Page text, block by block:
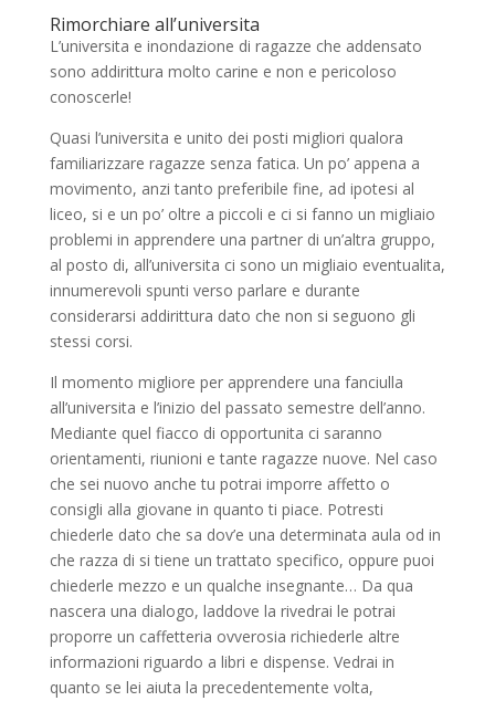
Rimorchiare all’universita
L’universita e inondazione di ragazze che addensato
sono addirittura molto carine e non e pericoloso
conoscerle!
Quasi l’universita e unito dei posti migliori qualora
familiarizzare ragazze senza fatica. Un po’ appena a
movimento, anzi tanto preferibile fine, ad ipotesi al
liceo, si e un po’ oltre a piccoli e ci si fanno un migliaio
problemi in apprendere una partner di un’altra gruppo,
al posto di, all’universita ci sono un migliaio eventualita,
innumerevoli spunti verso parlare e durante
considerarsi addirittura dato che non si seguono gli
stessi corsi.
Il momento migliore per apprendere una fanciulla
all’universita e l’inizio del passato semestre dell’anno.
Mediante quel fiacco di opportunita ci saranno
orientamenti, riunioni e tante ragazze nuove. Nel caso
che sei nuovo anche tu potrai imporre affetto o
consigli alla giovane in quanto ti piace. Potresti
chiederle dato che sa dov’e una determinata aula od in
che razza di si tiene un trattato specifico, oppure puoi
chiederle mezzo e un qualche insegnante… Da qua
nascera una dialogo, laddove la rivedrai le potrai
proporre un caffetteria ovverosia richiederle altre
informazioni riguardo a libri e dispense. Vedrai in
quanto se lei aiuta la precedentemente volta,